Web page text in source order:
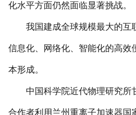
化水平方面仍然面临显著挑战。
我国建成全球规模最大的互
信息化、网络化、智能化的高效
本形成。
中国科学院近代物理研究所
合作者利用兰州重离子加速器国